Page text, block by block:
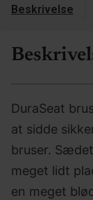
Beskrivelse
DuraSeat
at sidde
bruser.
meget lidt
en meget